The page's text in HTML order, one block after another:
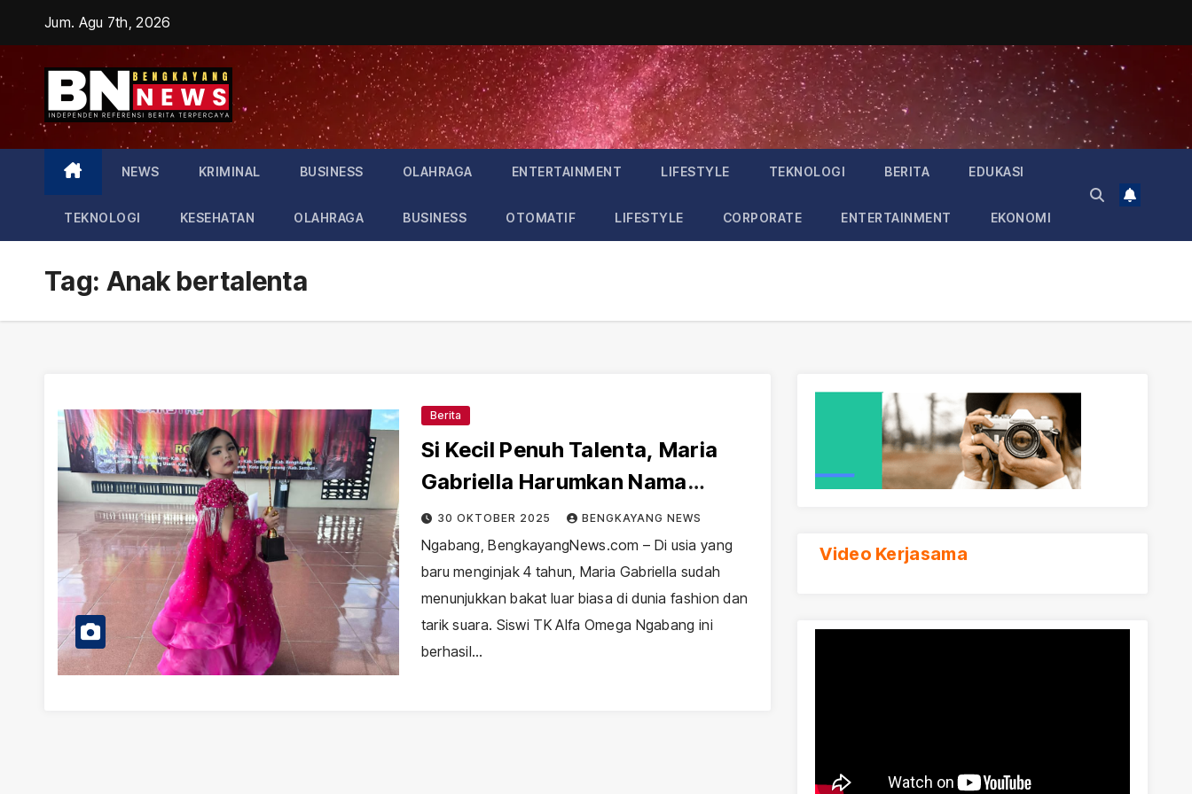
content
Jum. Agu 7th, 2026
NEWS KRIMINAL BUSINESS OLAHRAGA ENTERTAINMENT LIFESTYLE TEKNOLOGI BERITA EDUKASI
TEKNOLOGI KESEHATAN OLAHRAGA BUSINESS OTOMATIF LIFESTYLE CORPORATE ENTERTAINMENT EKONOMI
Tag: Anak bertalenta
Berita
Si Kecil Penuh Talenta, Maria
Gabriella Harumkan Nama
Ngabang Lewat Dunia Fashion
dan Musik
30 OKTOBER 2025 BENGKAYANG NEWS
Ngabang, BengkayangNews.com – Di usia yang
baru menginjak 4 tahun, Maria Gabriella sudah
menunjukkan bakat luar biasa di dunia fashion dan
tarik suara. Siswi TK Alfa Omega Ngabang ini
berhasil…
Video Kerjasama